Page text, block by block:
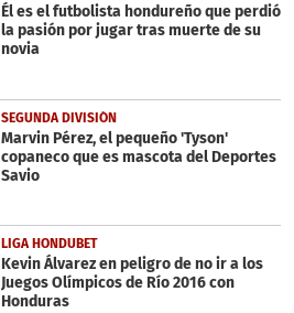
Él es el futbolista hondureño que perdió
la pasión por jugar tras muerte de su
novia
SEGUNDA DIVISIÓN
Marvin Pérez, el pequeño 'Tyson'
copaneco que es mascota del Deportes
Savio
LIGA HONDUBET
Kevin Álvarez en peligro de no ir a los
Juegos Olímpicos de Río 2016 con
Honduras